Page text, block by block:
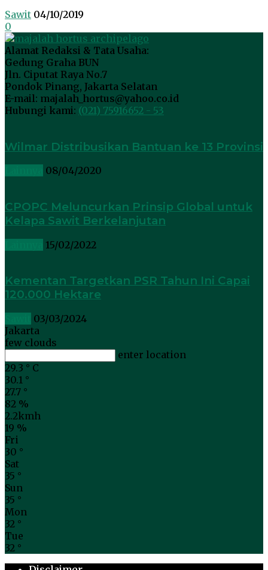
Sawit 04/10/2019
0
Alamat Redaksi & Tata Usaha:
Gedung Graha BUN
Jln. Ciputat Raya No.7
Pondok Pinang, Jakarta Selatan
E-mail: majalah_hortus@yahoo.co.id
Hubungi kami: (021) 75916652 - 53
Wilmar Distribusikan Bantuan ke 13 Provinsi
08/04/2020
CPOPC Meluncurkan Prinsip Global untuk
Kelapa Sawit Berkelanjutan
15/02/2022
Kementan Targetkan PSR Tahun Ini Capai
120.000 Hektare
03/03/2024
Jakarta
few clouds
enter location
29.3 ° C
30.1 °
27.7 °
82 %
2.2kmh
19 %
Fri
30 °
Sat
35 °
Sun
35 °
Mon
32 °
Tue
32 °